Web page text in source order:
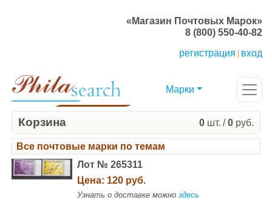
«Магазин Почтовых Марок»
8 (800) 550-40-82
регистрация
вход
Марки
Корзина 0 шт. /0 руб.
Все почтовые марки по темам
Лот № 265311
Цена: 120 руб.
Узнать о доставке можно здесь